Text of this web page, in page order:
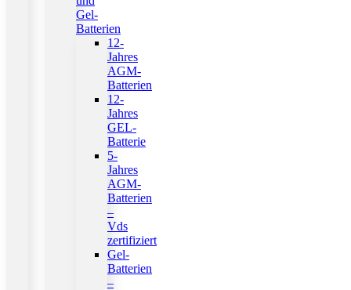
Gel-
Batterien
12-
Jahres
AGM-
Batterien
12-
Jahres
GEL-
Batterie
5-
Jahres
AGM-
Batterien
–
Vds
zertifiziert
Gel-
Batterien
–